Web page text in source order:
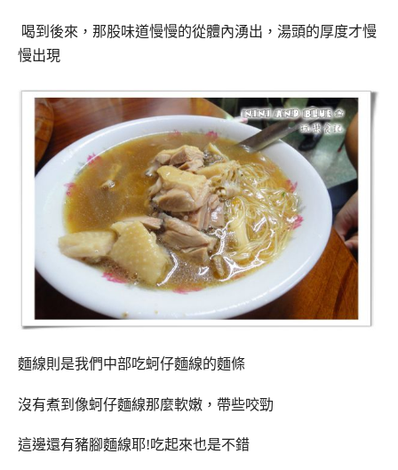
喝到後來，那股味道慢慢的從體內湧出，湯頭的厚度才慢
慢出現
麵線則是我們中部吃蚵仔麵線的麵條
沒有煮到像蚵仔麵線那麼軟嫩，帶些咬勁
這邊還有豬腳麵線耶!吃起來也是不錯